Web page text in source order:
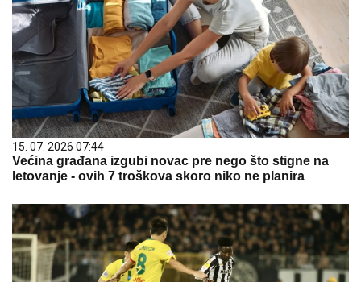
15. 07. 2026 07:44
Većina građana izgubi novac pre nego što stigne na
letovanje - ovih 7 troškova skoro niko ne planira